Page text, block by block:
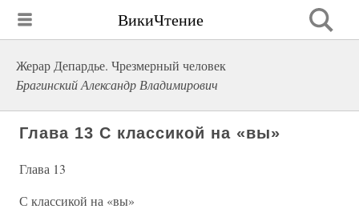
ВикиЧтение
Жерар Депардье. Чрезмерный человек
Брагинский Александр Владимирович
Глава 13 С классикой на «вы»
Глава 13
С классикой на «вы»